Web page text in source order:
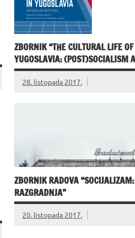
ZBORNIK “THE CULTURAL LIFE
YUGOSLAVIA: (POST)SOCIALISM
28. listopada 2017.
ZBORNIK RADOVA
RAZGRADNJA”
20. listopada 2017.